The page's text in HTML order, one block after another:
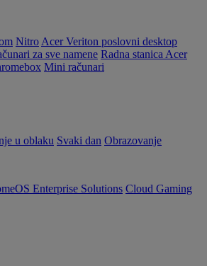
Nitro Acer Veriton poslovni desktop
za sve namene Radna stanica Acer
Mini računari
u oblaku Svaki dan Obrazovanje
Enterprise Solutions Cloud Gaming